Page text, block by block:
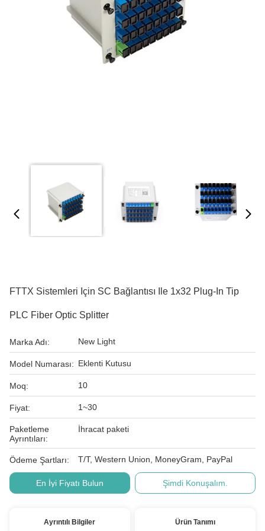
FTTX Sistemleri Için SC Bağlantısı Ile 1x32 Plug-In Tip
PLC Fiber Optic Splitter
Marka Adı: New Light
Model Numarası: Eklenti Kutusu
Moq: 10
Fiyat: 1~30
Paketleme
Ayrıntıları:
İhracat paketi
Ödeme Şartları: T/T, Western Union, MoneyGram, PayPal
En İyi Fiyatı Bulun Şimdi Konuşalım.
Ayrıntılı Bilgiler Ürün Tanımı